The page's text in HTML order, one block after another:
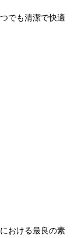
でも清潔で快適
おける最良の素